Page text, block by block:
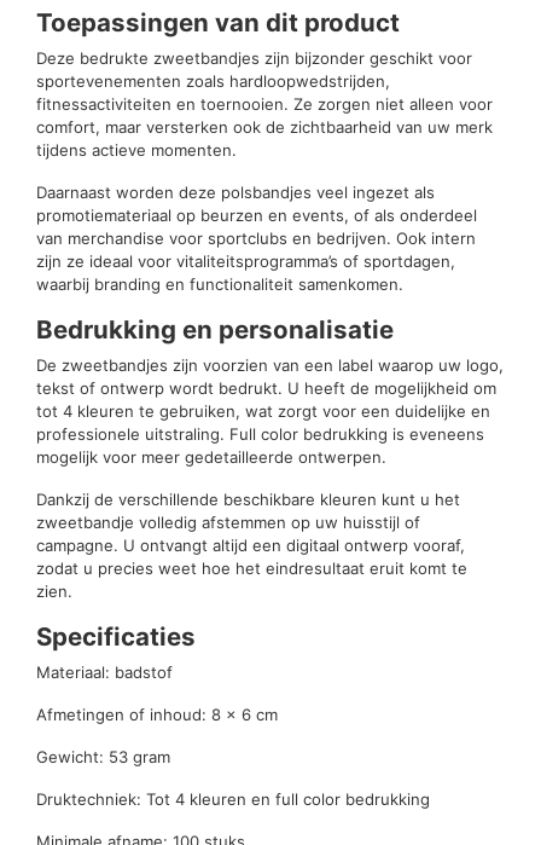
Toepassingen van dit product
Deze bedrukte zweetbandjes zijn bijzonder geschikt voor
sportevenementen zoals hardloopwedstrijden,
fitnessactiviteiten en toernooien. Ze zorgen niet alleen voor
comfort, maar versterken ook de zichtbaarheid van uw merk
tijdens actieve momenten.
Daarnaast worden deze polsbandjes veel ingezet als
promotiemateriaal op beurzen en events, of als onderdeel
van merchandise voor sportclubs en bedrijven. Ook intern
zijn ze ideaal voor vitaliteitsprogramma’s of sportdagen,
waarbij branding en functionaliteit samenkomen.
Bedrukking en personalisatie
De zweetbandjes zijn voorzien van een label waarop uw logo,
tekst of ontwerp wordt bedrukt. U heeft de mogelijkheid om
tot 4 kleuren te gebruiken, wat zorgt voor een duidelijke en
professionele uitstraling. Full color bedrukking is eveneens
mogelijk voor meer gedetailleerde ontwerpen.
Dankzij de verschillende beschikbare kleuren kunt u het
zweetbandje volledig afstemmen op uw huisstijl of
campagne. U ontvangt altijd een digitaal ontwerp vooraf,
zodat u precies weet hoe het eindresultaat eruit komt te
zien.
Specificaties
Materiaal: badstof
Afmetingen of inhoud: 8 × 6 cm
Gewicht: 53 gram
Druktechniek: Tot 4 kleuren en full color bedrukking
Minimale afname: 100 stuks